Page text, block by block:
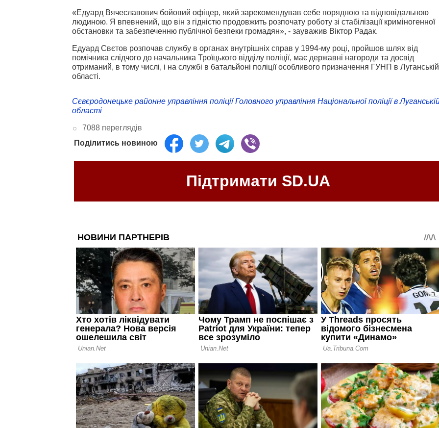
«Едуард Вячеславович бойовий офіцер, який зарекомендував себе порядною та відповідальною
людиною. Я впевнений, що він з гідністю продовжить розпочату роботу зі стабілізації криміногенної
обстановки та забезпеченню публічної безпеки громадян», - зауважив Віктор Радак.
Едуард Свєтов розпочав службу в органах внутрішніх справ у 1994-му році, пройшов шлях від
помічника слідчого до начальника Троїцького відділу поліції, має державні нагороди та досвід
отриманий, в тому числі, і на службі в батальйоні поліції особливого призначення ГУНП в Луганській
області.
Сєвєродонецьке районне управління поліції Головного управління Національної поліції в
області
7088 переглядів
Поділитись новиною
Підтримати SD.UA